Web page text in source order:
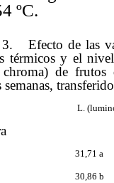
ºC.
Efecto de las
térmicos y el
de frutos
semanas,
L.
31,71 a
30,86 b